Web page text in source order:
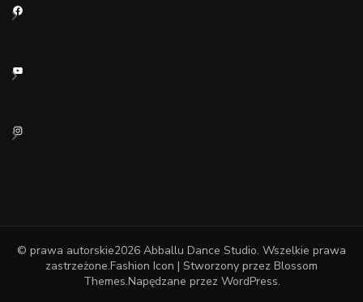
Facebook
YouTube
Instagram
© prawa autorskie2026 Abballu Dance Studio. Wszelkie prawa
zastrzeżone.Fashion Icon | Stworzony przez Blossom
Themes.Napędzane przez WordPress.